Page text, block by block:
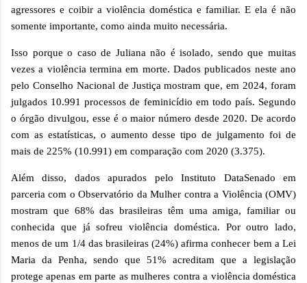
agressores e coibir a violência doméstica e familiar. E ela é não
somente importante, como ainda muito necessária.
Isso porque o caso de Juliana não é isolado, sendo que muitas
vezes a violência termina em morte. Dados publicados neste ano
pelo Conselho Nacional de Justiça mostram que, em 2024, foram
julgados 10.991 processos de feminicídio em todo país. Segundo
o órgão divulgou, esse é o maior número desde 2020. De acordo
com as estatísticas, o aumento desse tipo de julgamento foi de
mais de 225% (10.991) em comparação com 2020 (3.375).
Além disso, dados apurados pelo Instituto DataSenado em
parceria com o Observatório da Mulher contra a Violência (OMV)
mostram que 68% das brasileiras têm uma amiga, familiar ou
conhecida que já sofreu violência doméstica. Por outro lado,
menos de um 1/4 das brasileiras (24%) afirma conhecer bem a Lei
Maria da Penha, sendo que 51% acreditam que a legislação
protege apenas em parte as mulheres contra a violência doméstica